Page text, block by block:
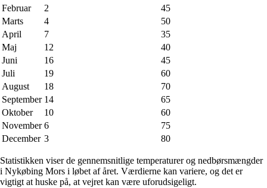
Februar
2
45
Marts
4
50
April
7
35
Maj
12
40
Juni
16
45
Juli
19
60
August
18
70
September 14
65
Oktober
10
60
November 6
75
December 3 80
Statistikken viser de gennemsnitlige temperaturer og nedbørsmængder
i Nykøbing Mors i løbet af året. Værdierne kan variere, og det er
vigtigt at huske på, at vejret kan være uforudsigeligt.